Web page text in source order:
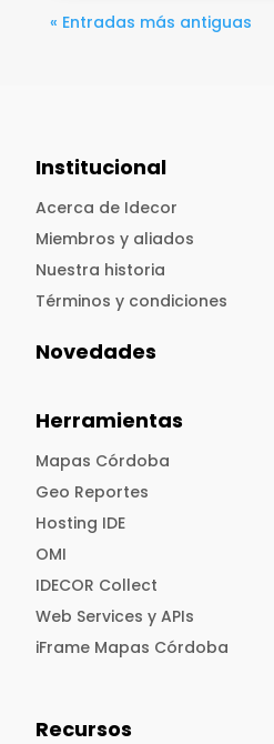
« Entradas más antiguas
Institucional
Acerca de Idecor
Miembros y aliados
Nuestra historia
Términos y condiciones
Novedades
Herramientas
Mapas Córdoba
Geo Reportes
Hosting IDE
OMI
IDECOR Collect
Web Services y APIs
iFrame Mapas Córdoba
Recursos